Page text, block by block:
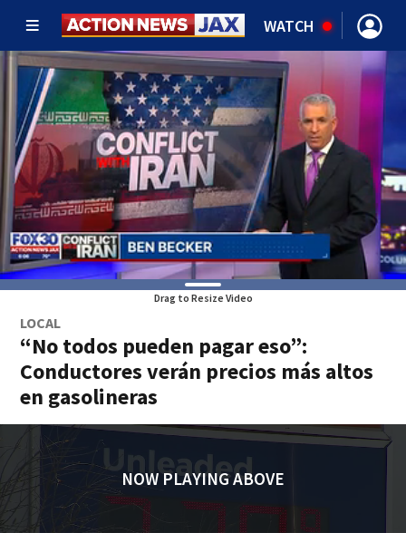
WATCH
Drag to Resize Video
LOCAL
“No todos pueden pagar eso”:
Conductores verán precios más altos
en gasolineras
NOW PLAYING ABOVE